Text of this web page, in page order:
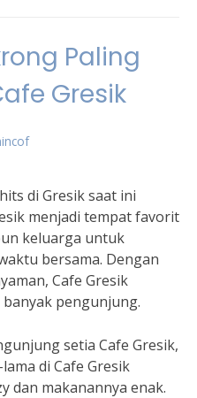
Paling
Gresik
di Gresik saat ini
menjadi tempat favorit
keluarga untuk
bersama. Dengan
Cafe Gresik
pengunjung.
setia Cafe Gresik,
di Cafe Gresik
dan makanannya enak.